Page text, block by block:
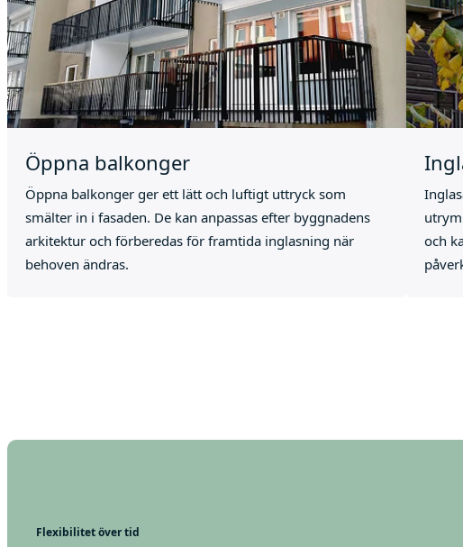
Öppna balkonger
Öppna balkonger ger ett lätt och luftigt uttryck som
smälter in i fasaden. De kan anpassas efter byggnadens
arkitektur och förberedas för framtida inglasning när
behoven ändras.
och
Flexibilitet över tid